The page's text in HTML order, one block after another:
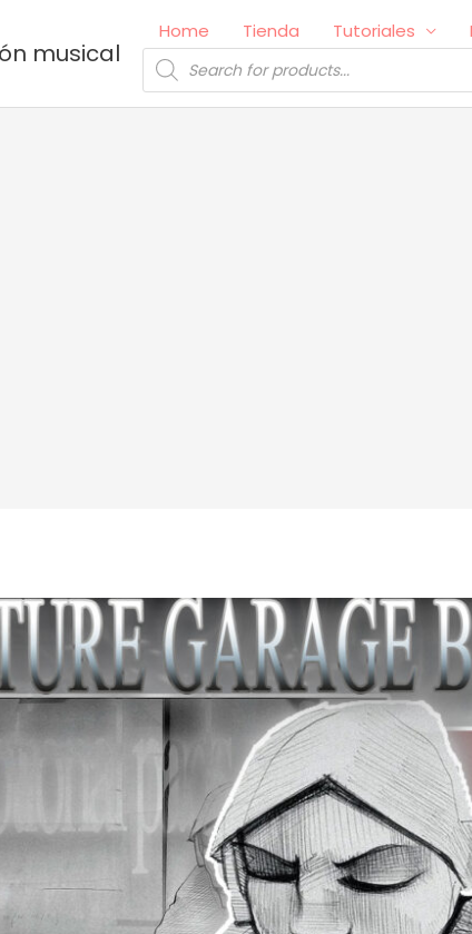
musical
Home Tienda Tutoriales
Búsqueda
de
productos